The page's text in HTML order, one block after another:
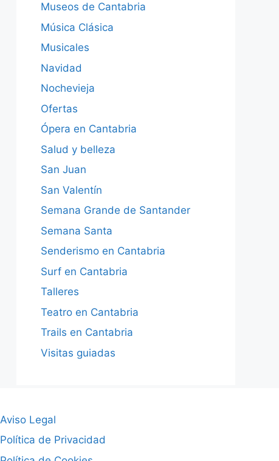
Museos de Cantabria
Música Clásica
Musicales
Navidad
Nochevieja
Ofertas
Ópera en Cantabria
Salud y belleza
San Juan
San Valentín
Semana Grande de Santander
Semana Santa
Senderismo en Cantabria
Surf en Cantabria
Talleres
Teatro en Cantabria
Trails en Cantabria
Visitas guiadas
Aviso Legal
Política de Privacidad